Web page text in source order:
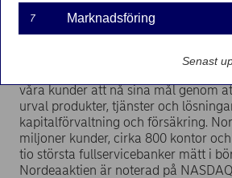
Ragnar Roos, tf informationschef
erkänd för sina medarbetare, som
våra kunder att nå sina mål genom
urval produkter, tjänster och
kapitalförvaltning och försäkring.
miljoner kunder, cirka 800 kontor
tio största fullservicebanker mätt i
Nordeaaktien är noterad på
7 Marknadsföring
Senast